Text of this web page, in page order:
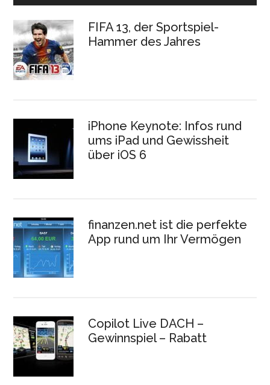
FIFA 13, der Sportspiel-
Hammer des Jahres
iPhone Keynote: Infos rund
ums iPad und Gewissheit
über iOS 6
finanzen.net ist die perfekte
App rund um Ihr Vermögen
Copilot Live DACH –
Gewinnspiel – Rabatt